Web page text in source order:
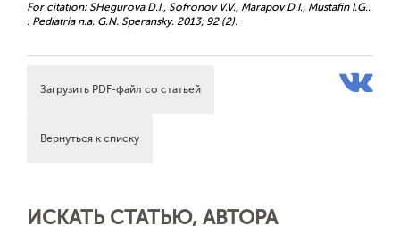
For citation: SHegurova D.I., Sofronov V.V., Marapov D.I., Mustafin I.G..
. Pediatria n.a. G.N. Speransky. 2013; 92 (2).
Загрузить PDF-файл со статьей
Вернуться к списку
ИСКАТЬ СТАТЬЮ, АВТОРА